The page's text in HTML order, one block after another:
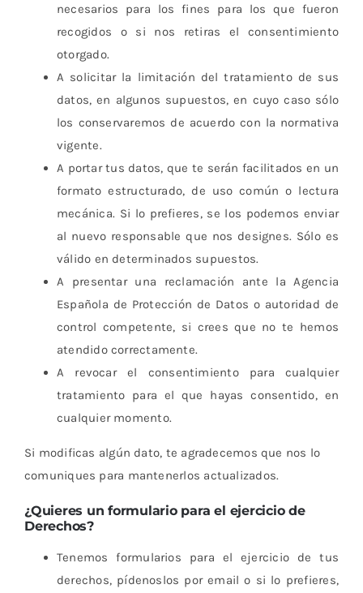
necesarios para los fines para los que fueron
recogidos o si nos retiras el consentimiento
otorgado.
A solicitar la limitación del tratamiento de sus
datos, en algunos supuestos, en cuyo caso sólo
los conservaremos de acuerdo con la normativa
vigente.
A portar tus datos, que te serán facilitados en un
formato estructurado, de uso común o lectura
mecánica. Si lo prefieres, se los podemos enviar
al nuevo responsable que nos designes. Sólo es
válido en determinados supuestos.
A presentar una reclamación ante la Agencia
Española de Protección de Datos o autoridad de
control competente, si crees que no te hemos
atendido correctamente.
A revocar el consentimiento para cualquier
tratamiento para el que hayas consentido, en
cualquier momento.
Si modificas algún dato, te agradecemos que nos lo
comuniques para mantenerlos actualizados.
¿Quieres un formulario para el ejercicio de
Derechos?
Tenemos formularios para el ejercicio de tus
derechos, pídenoslos por email o si lo prefieres,